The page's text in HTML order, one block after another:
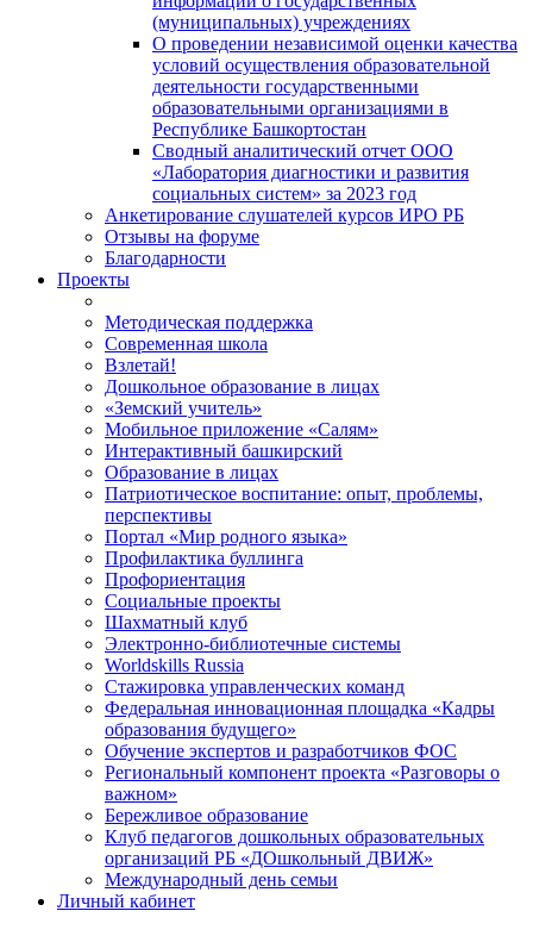
(муниципальных) учреждениях
О проведении независимой оценки качества
условий осуществления образовательной
деятельности государственными
образовательными организациями в
Республике Башкортостан
Сводный аналитический отчет ООО
«Лаборатория диагностики и развития
социальных систем» за 2023 год
Анкетирование слушателей курсов ИРО РБ
Отзывы на форуме
Благодарности
Проекты
Методическая поддержка
Современная школа
Взлетай!
Дошкольное образование в лицах
«Земский учитель»
Мобильное приложение «Салям»
Интерактивный башкирский
Образование в лицах
Патриотическое воспитание: опыт, проблемы,
перспективы
Портал «Мир родного языка»
Профилактика буллинга
Профориентация
Социальные проекты
Шахматный клуб
Электронно-библиотечные системы
Worldskills Russia
Стажировка управленческих команд
Федеральная инновационная площадка «Кадры
образования будущего»
Обучение экспертов и разработчиков ФОС
Региональный компонент проекта «Разговоры о
важном»
Бережливое образование
Клуб педагогов дошкольных образовательных
организаций РБ «ДОшкольный ДВИЖ»
Международный день семьи
Личный кабинет